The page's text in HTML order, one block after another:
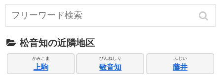
松音知の近隣地区
かみこま
上駒
ぴんねしり
敏音知
ふじい
藤井